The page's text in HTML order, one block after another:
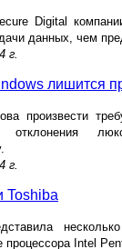
Digital
данных, чем
г.
лишится
произвести
г.
Toshiba
Intel